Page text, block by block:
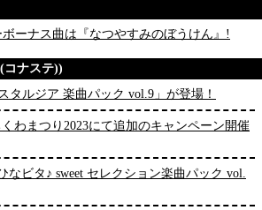
ボーナス曲は『なつやすみのぼうけん』!
コナステ))
タルジア 楽曲パック vol.9」が登場！
わまつり2023にて追加のキャンペーン開催
なビタ♪ sweet セレクション楽曲パック vol.